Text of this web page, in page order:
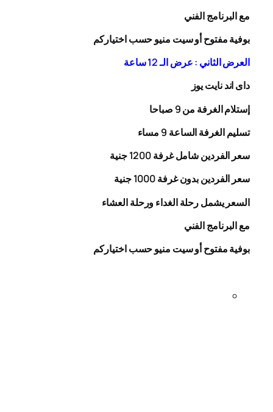
مع البرنامج الفني
بوفية مفتوح أو سيت منيو حسب اختياركم
العرض الثاني : عرض الـ 12 ساعة
داى اند نايت يوز
إستلام الغرفة من 9 صباحا
تسليم الغرفة الساعة 9 مساء
سعر الفردين شامل غرفة
1200
جنية
سعر الفردين بدون غرفة1000جنية
السعر يشمل رحلة الغداء ورحلة العشاء
مع البرنامج الفني
بوفية مفتوح أو سيت منيو حسب اختياركم